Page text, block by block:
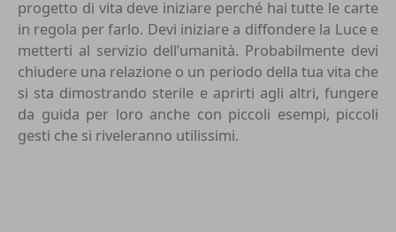
progetto di vita deve iniziare perché hai tutte le carte
in regola per farlo. Devi iniziare a diffondere la Luce e
metterti al servizio dell’umanità. Probabilmente devi
chiudere una relazione o un periodo della tua vita che
si sta dimostrando sterile e aprirti agli altri, fungere
da guida per loro anche con piccoli esempi, piccoli
gesti che si riveleranno utilissimi.